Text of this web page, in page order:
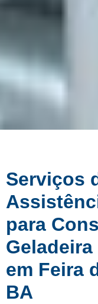
Serviços
para
em Feira
BA